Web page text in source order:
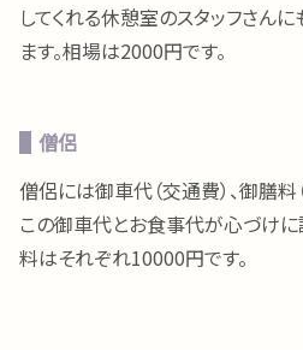
してくれる休憩室のスタッフさん
ます。相場は2000円です。
僧侶
僧侶には御車代（交通費）、御膳料
この御車代とお食事代が心づけに
料はそれぞれ10000円です。